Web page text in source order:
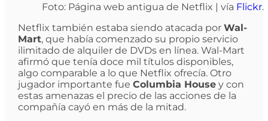
Foto: Página web antigua de Netflix | vía Flickr.
Netflix también estaba siendo atacada por Wal-
Mart, que había comenzado su propio servicio
ilimitado de alquiler de DVDs en línea. Wal-Mart
afirmó que tenía doce mil títulos disponibles,
algo comparable a lo que Netflix ofrecía. Otro
jugador importante fue Columbia Housey con
estas amenazas el precio de las acciones de la
compañía cayó en más de la mitad.